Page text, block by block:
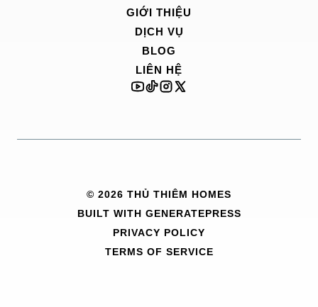
GIỚI THIỆU
DỊCH VỤ
BLOG
LIÊN HỆ
© 2026 THỦ THIÊM HOMES
BUILT WITH GENERATEPRESS
PRIVACY POLICY
TERMS OF SERVICE